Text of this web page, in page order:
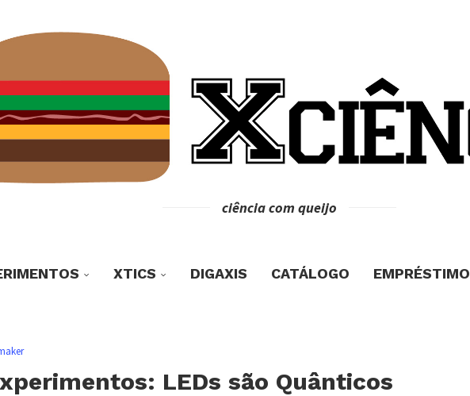
ciência com queijo
XTICS DIGAXIS CATÁLOGO EMPRÉSTIMO
LEDs são Quânticos